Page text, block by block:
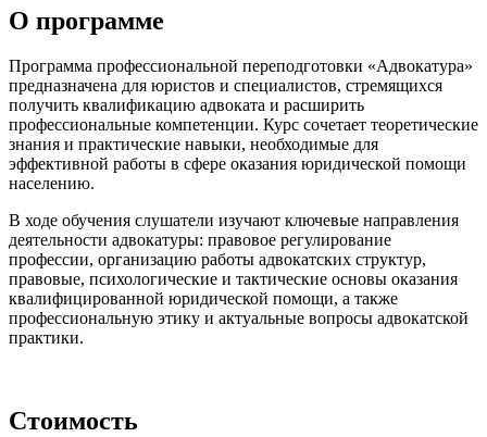
О программе
Программа профессиональной переподготовки «Адвокатура»
предназначена для юристов и специалистов, стремящихся
получить квалификацию адвоката и расширить
профессиональные компетенции. Курс сочетает теоретические
знания и практические навыки, необходимые для
эффективной работы в сфере оказания юридической помощи
населению.
В ходе обучения слушатели изучают ключевые направления
деятельности адвокатуры: правовое регулирование
профессии, организацию работы адвокатских структур,
правовые, психологические и тактические основы оказания
квалифицированной юридической помощи, а также
профессиональную этику и актуальные вопросы адвокатской
практики.
Стоимость